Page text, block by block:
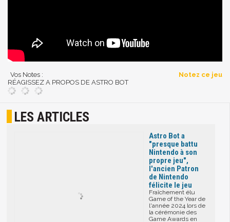
Vos Notes :
Notez ce jeu
RÉAGISSEZ A PROPOS DE ASTRO BOT
LES ARTICLES
Astro Bot a
"presque battu
Nintendo à son
propre jeu",
l'ancien Patron
de Nintendo
félicite le jeu
Fraîchement élu
Game of the Year de
l'année 2024 lors de
la cérémonie des
Game Awards en